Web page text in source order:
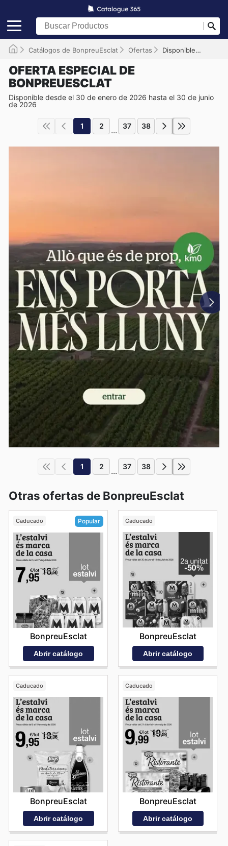
Catálogos de BonpreuEsclat Ofertas Disponible hasta el 30/06/2026
OFERTA ESPECIAL DE
BONPREUESCLAT
Disponible desde el 30 de enero de 2026 hasta el 30 de junio
de 2026
1 2 ... 37 38
1 2 ... 37 38
Otras ofertas de BonpreuEsclat
Caducado Popular
BonpreuEsclat
Abrir catálogo
Caducado
BonpreuEsclat
Abrir catálogo
Caducado
BonpreuEsclat
Abrir catálogo
Caducado
BonpreuEsclat
Abrir catálogo